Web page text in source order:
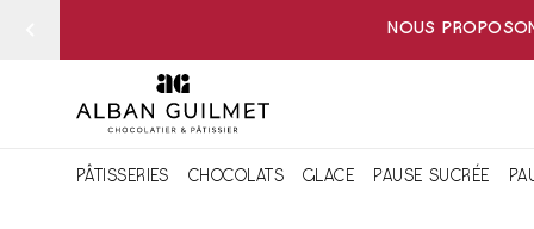
NOUS
PÂTISSERIES CHOCOLATS GLACE PAUSE SUCRÉE